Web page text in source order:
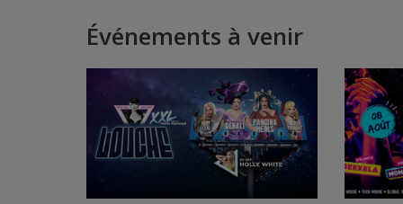
Événements à venir